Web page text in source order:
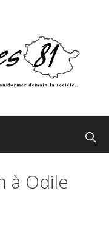
à Odile